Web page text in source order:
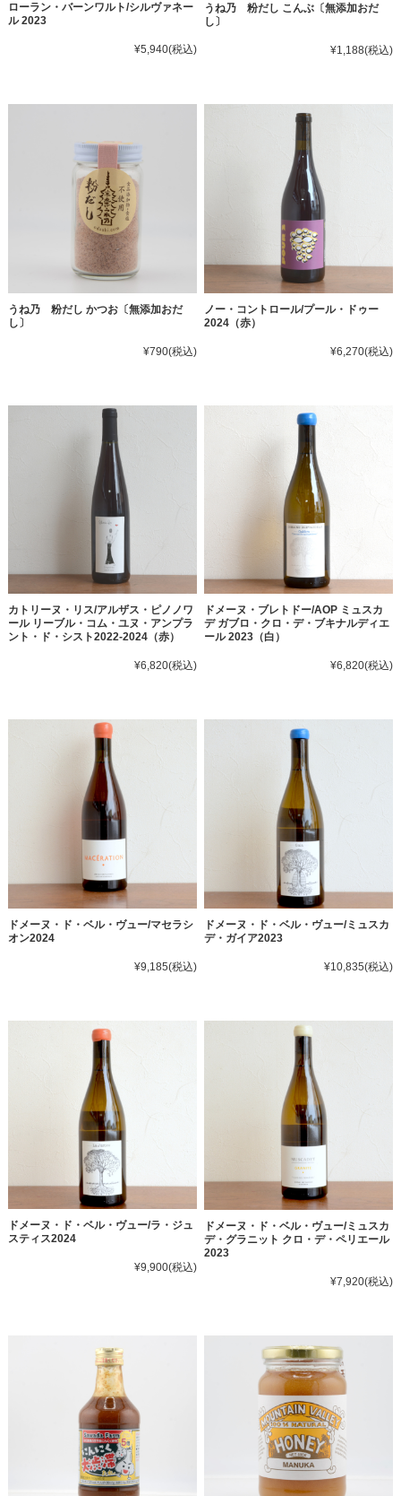
ローラン・バーンワルト/シルヴァネー
ル 2023
¥5,940(税込)
うね乃 粉だし こんぶ〔無添加おだ
し〕
¥1,188(税込)
うね乃 粉だし かつお〔無添加おだ
し〕
¥790(税込)
ノー・コントロール/プール・ドゥー
2024（赤）
¥6,270(税込)
カトリーヌ・リス/アルザス・ピノノワ
ール リーブル・コム・ユヌ・アンプラ
ント・ド・シスト2022-2024（赤）
¥6,820(税込)
ドメーヌ・ブレトドー/AOP ミュスカ
デ ガブロ・クロ・デ・ブキナルディエ
ール 2023（白）
¥6,820(税込)
ドメーヌ・ド・ベル・ヴュー/マセラシ
オン2024
¥9,185(税込)
ドメーヌ・ド・ベル・ヴュー/ミュスカ
デ・ガイア2023
¥10,835(税込)
ドメーヌ・ド・ベル・ヴュー/ラ・ジュ
スティス2024
¥9,900(税込)
ドメーヌ・ド・ベル・ヴュー/ミュスカ
デ・グラニット クロ・デ・ペリエール
2023
¥7,920(税込)